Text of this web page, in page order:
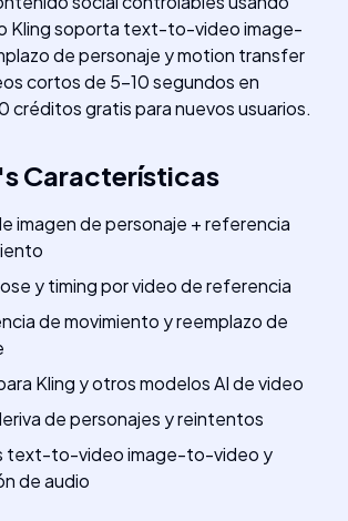
Kling soporta text-to-video image-
de personaje y motion transfer
cortos de 5-10 segundos en
créditos gratis para nuevos usuarios.
'sCaracterísticas
imagen de personaje + referencia
y timing por video de referencia
de movimiento y reemplazo de
Kling y otros modelos AI de video
de personajes y reintentos
text-to-video image-to-video y
de audio